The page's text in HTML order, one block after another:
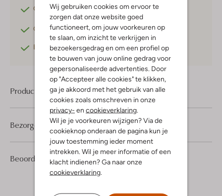
Wij gebruiken cookies om ervoor te
zorgen dat onze website goed
functioneert, om jouw voorkeuren op
te slaan, om inzicht te verkrijgen in
bezoekersgedrag en om een profiel op
te bouwen van jouw online gedrag voor
gepersonaliseerde advertenties. Door
op "Accepteer alle cookies" te klikken,
ga je akkoord met het gebruik van alle
cookies zoals omschreven in onze
privacy- en cookieverklaring
Wil je je voorkeuren wijzigen? Via de
cookieknop onderaan de pagina kun je
jouw toestemming ieder moment
intrekken. Wil je meer informatie of een
klacht indienen? Ga naar onze
cookieverklaring
Gratis verzendingvanaf €75,-
Gratis retournerenbinnen 30 dagen*
Betaal achterafmet Klarna
Product informatie
Beoordelingen (2) 5
2
5
Sterren
Bezorgen & retourneren